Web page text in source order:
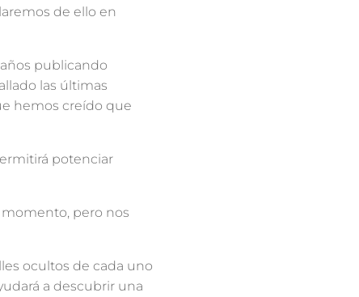
de ello en
publicando
las últimas
hemos creído que
potenciar
pero nos
ocultos de cada uno
a descubrir una